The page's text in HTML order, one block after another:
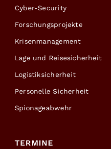
Cyber-Security
Forschungsprojekte
Krisenmanagement
Lage und Reisesicherheit
Logistiksicherheit
Personelle Sicherheit
Spionageabwehr
TERMINE